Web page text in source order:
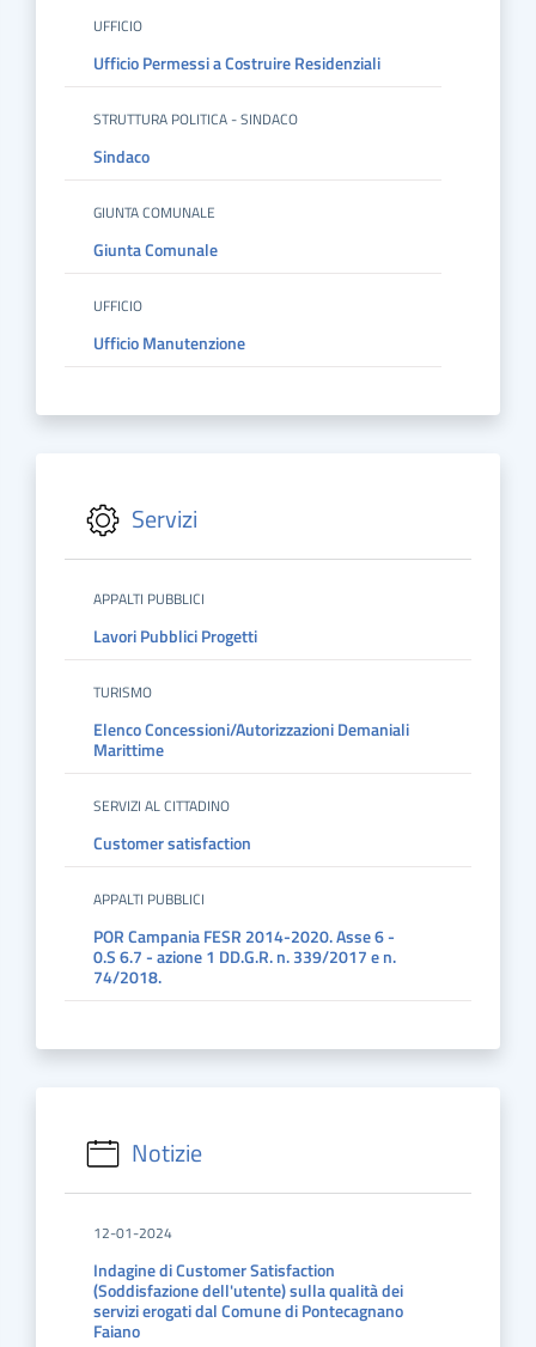
UFFICIO
Ufficio Permessi a Costruire Residenziali
STRUTTURA POLITICA - SINDACO
Sindaco
GIUNTA COMUNALE
Giunta Comunale
UFFICIO
Ufficio Manutenzione
Servizi
APPALTI PUBBLICI
Lavori Pubblici Progetti
TURISMO
Elenco Concessioni/Autorizzazioni Demaniali
Marittime
SERVIZI AL CITTADINO
Customer satisfaction
APPALTI PUBBLICI
POR Campania FESR 2014-2020. Asse 6 -
0.S 6.7 - azione 1 DD.G.R. n. 339/2017 e n.
74/2018.
Notizie
12-01-2024
Indagine di Customer Satisfaction
(Soddisfazione dell'utente) sulla qualità dei
servizi erogati dal Comune di Pontecagnano
Faiano